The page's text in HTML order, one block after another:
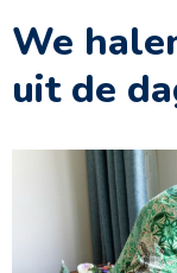
We
uit de